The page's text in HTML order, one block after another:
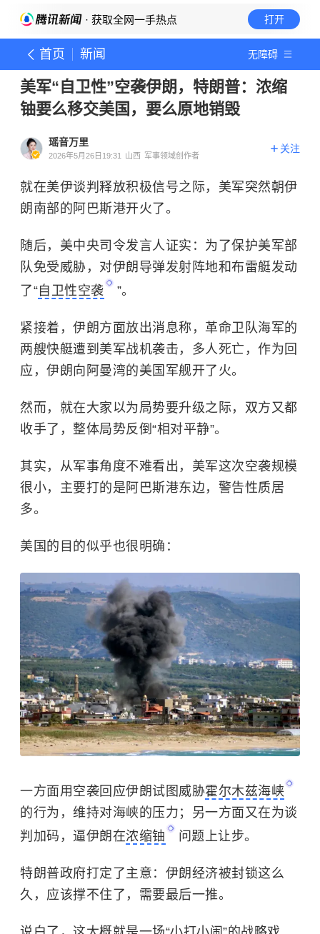
· 获取全网一手热点 打开
首页 新闻 无障碍
美军“自卫性”空袭伊朗，特朗普：浓缩
铀要么移交美国，要么原地销毁
瑶音万里
2026年5月26日19:31 山西 军事领域创作者
关注
就在美伊谈判释放积极信号之际，美军突然朝伊
朗南部的阿巴斯港开火了。
随后，美中央司令发言人证实：为了保护美军部
队免受威胁，对伊朗导弹发射阵地和布雷艇发动
了“ 自卫性空袭 ”。
紧接着，伊朗方面放出消息称，革命卫队海军的
两艘快艇遭到美军战机袭击，多人死亡，作为回
应，伊朗向阿曼湾的美国军舰开了火。
然而，就在大家以为局势要升级之际，双方又都
收手了，整体局势反倒“相对平静”。
其实，从军事角度不难看出，美军这次空袭规模
很小，主要打的是阿巴斯港东边，警告性质居
多。
美国的目的似乎也很明确：
一方面用空袭回应伊朗试图威胁霍尔木兹海峡
的行为，维持对海峡的压力；另一方面又在为谈
判加码，逼伊朗在浓缩铀 问题上让步。
特朗普政府打定了主意：伊朗经济被封锁这么
久，应该撑不住了，需要最后一推。